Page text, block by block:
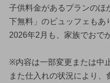
子供料金があるプランのほ
下無料」のビュッフェも
2026年2月も、家族でおで
※内容は一部変更または中
また仕入れの状況により、